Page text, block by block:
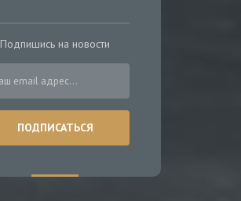
Подпишись на новости